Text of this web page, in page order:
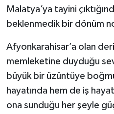
Malatya’ya tayini
beklenmedik bir dönüm
Afyonkarahisar’a olan
memleketine duyduğu
büyük bir üzüntüye
hayatında hem de iş
ona sunduğu her şeyle